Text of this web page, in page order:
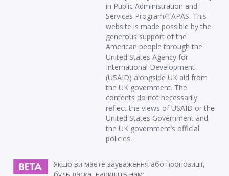
in Public Administration and
Services Program/TAPAS. This
website is made possible by the
generous support of the
American people through the
United States Agency for
International Development
(USAID) alongside UK aid from
the UK government. The
contents do not necessarily
reflect the views of USAID or the
United States Government and
the UK government’s official
policies.
Якщо ви маєте зауваження або пропозиції,